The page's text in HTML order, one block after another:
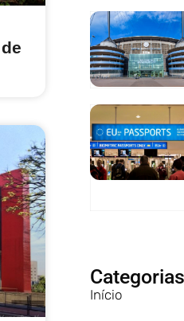
Categorias
Início